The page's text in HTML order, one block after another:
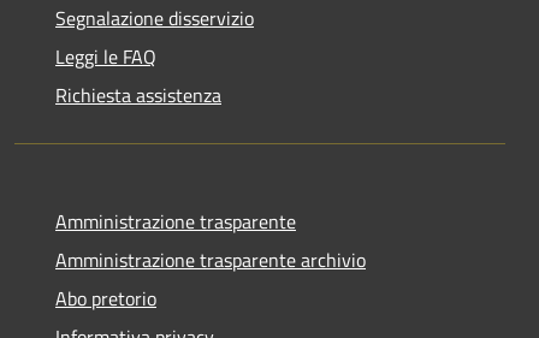
Segnalazione disservizio
Leggi le FAQ
Richiesta assistenza
Amministrazione trasparente
Amministrazione trasparente archivio
Abo pretorio